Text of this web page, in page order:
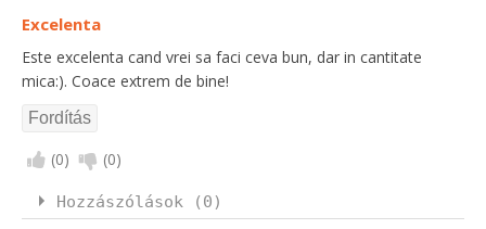
Excelenta
Este excelenta cand vrei sa faci ceva bun, dar in cantitate
mica:). Coace extrem de bine!
(0) (0)
Hozzászólások (0)